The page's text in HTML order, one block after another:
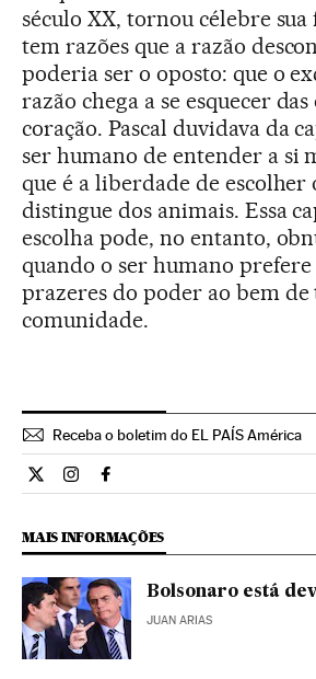
século XX, tornou célebre sua
tem razões que a razão
poderia ser o oposto: que o
razão chega a se esquecer
coração. Pascal duvidava da
ser humano de entender a si
que é a liberdade de escolher
distingue dos animais. Essa
escolha pode, no entanto,
quando o ser humano prefere
prazeres do poder ao bem de
comunidade.
Receba o boletim do EL PAÍS América
Opiniao El País Brasil en Twitter
Opiniao El País Brasil en
Opiniao El País Brasil en
MAIS INFORMAÇÕES
Bolsonaro está
JUAN ARIAS